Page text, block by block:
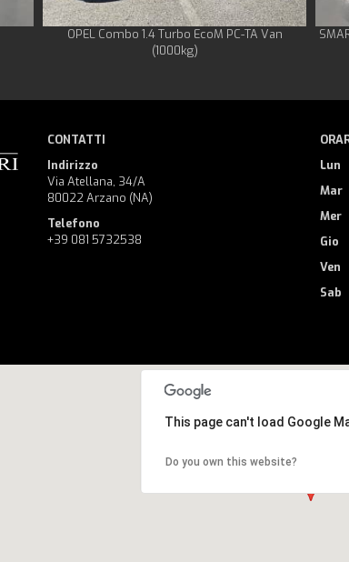
OPEL Combo 1.4 Turbo EcoM PC-TA Van
(1000kg)
CONTATTI
Indirizzo
Via Atellana, 34/A
80022 Arzano (NA)
Telefono
+39 081 5732538
Lun
Mar
Mer
Gio
Ven
Sab
This page can't load Google
Do you own this website?